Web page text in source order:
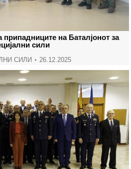
на Баталјонот за
сили
СИЛИ 26.12.2025